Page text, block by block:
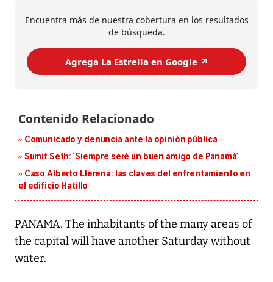
Encuentra más de nuestra cobertura en los resultados
de búsqueda.
Agrega La Estrella en Google ↗️
Comunicado y denuncia ante la opinión pública
Sumit Seth: ‘Siempre seré un buen amigo de Panamá’
Caso Alberto Llerena: las claves del enfrentamiento en
el edificio Hatillo
PANAMA. The inhabitants of the many areas of
the capital will have another Saturday without
water.